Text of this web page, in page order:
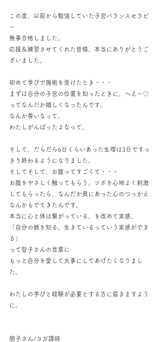
この度、以前から勉強していた子宮バランスセラピ
ー
無事合格しました。
応援＆練習させてくれた皆様、本当にありがとうご
ざいました。
初めて学びで施術を受けたとき・・・
まずは自分の子宮の位置を知ったときに、へえー♡
ってなんだか嬉しくなったんです。
なんか尊いなって。
わたしがんばったよなって。
そして、だらだら6日くらいあった生理は3日ですっ
きり終わるようになりました。
そしてそして、お腹ってすごくて・・・
お腹をやさしく触ってもらう。ツボを心地よく刺激
してもらったら、なんだか奥にあった心のつっかえ
なんかもでてきたんです。
本当に心と体は繋がっている。を改めて実感。
「自分の脈を知る。生きているっていう実感ができ
る」
って智子さんの言葉に
もっと自分を愛して大事にしてあげたくなりまし
た。
わたしの学びと経験が必要とする方に届きますよう
に。
朋子さん/ヨガ講師